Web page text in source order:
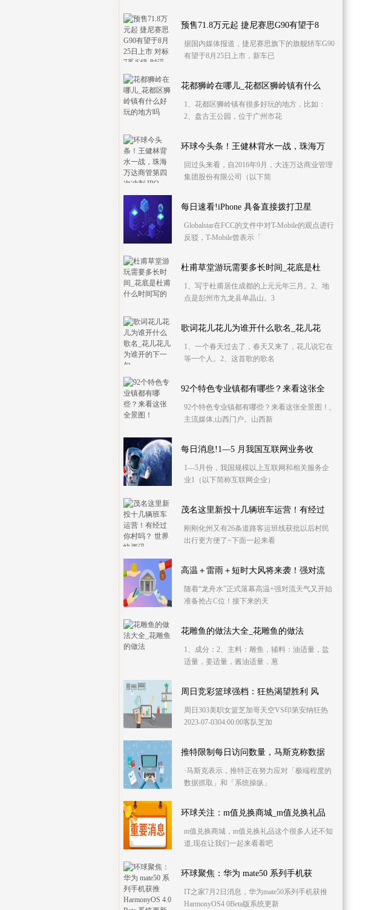
预售71.8万元起 捷尼赛思G90有望于8
据国内媒体报道，捷尼赛思旗下的旗舰轿车G90
有望于8月25日上市，新车已
花都狮岭在哪儿_花都区狮岭镇有什么
1、花都区狮岭镇有很多好玩的地方，比如：
2、盘古王公园，位于广州市花
环球今头条！王健林背水一战，珠海万
回过头来看，自2016年9月，大连万达商业管理
集团股份有限公司（以下简
每日速看!iPhone 具备直接拨打卫星
Globalstar在FCC的文件中对T-Mobile的观点进行
反驳，T-Mobile曾表示「
杜甫草堂游玩需要多长时间_花底是杜
1、写于杜甫居住成都的上元元年三月。2、地
点是彭州市九龙县单晶山。3
歌词花儿花儿为谁开什么歌名_花儿花
1、一个春天过去了，春天又来了，花儿说它在
等一个人。2、这首歌的歌名
92个特色专业镇都有哪些？来看这张全
92个特色专业镇都有哪些？来看这张全景图！,
主流媒体,山西门户。山西新
每日消息!1—5 月我国互联网业务收
1—5月份，我国规模以上互联网和相关服务企
业1（以下简称互联网企业）
茂名这里新投十几辆班车运营！有经过
刚刚化州又有26条道路客运班线获批以后村民
出行更方便了~下面一起来看
高温＋雷雨＋短时大风将来袭！强对流
随着“龙舟水”正式落幕高温+强对流天气又开始
准备抢占C位！接下来的天
花雕鱼的做法大全_花雕鱼的做法
1、成分：2、主料：雕鱼，辅料：油适量，盐
适量，姜适量，酱油适量，葱
周日竞彩篮球强档：狂热渴望胜利 风
周日303美职女篮芝加哥天空VS印第安纳狂热
2023-07-0304:00:00客队芝加
推特限制每日访问数量，马斯克称数据
·马斯克表示，推特正在努力应对「极端程度的
数据抓取」和「系统操纵」
环球关注：m值兑换商城_m值兑换礼品
m值兑换商城，m值兑换礼品这个很多人还不知
道,现在让我们一起来看看吧
环球聚焦：华为 mate50 系列手机获
IT之家7月2日消息，华为mate50系列手机获推
HarmonyOS4 0Beta版系统更新